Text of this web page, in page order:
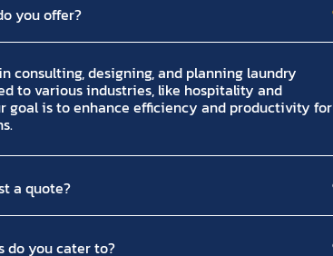
you offer?
consulting, designing, and planning laundry
to various industries, like hospitality and
goal is to enhance efficiency and productivity for
a quote?
do you cater to?